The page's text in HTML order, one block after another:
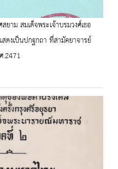
ยาม สมเด็จพระเจ้าบรมวงศ์เธอ
ดงเป็นปกฐกถา ที่สามัคยาจารย์